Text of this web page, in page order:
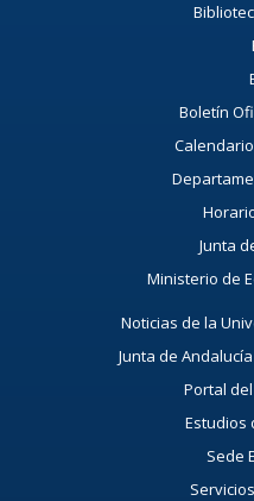
Boletín
Junta
Ministerio de
Noticias de la
Junta de
Portal
Estudios
Sede